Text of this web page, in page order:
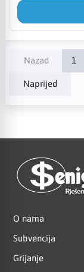
Nazad 1
Naprijed
O nama
Subvencija
Grijanje